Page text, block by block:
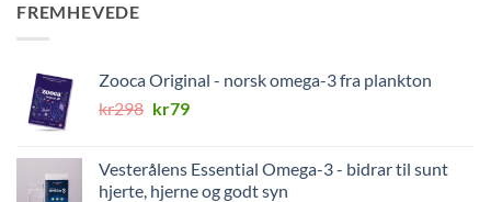
FREMHEVEDE
Zooca Original - norsk omega-3 fra plankton
kr298 Opprinnelig
kr298.
kr79Nåværende
kr79.
Vesterålens Essential Omega-3 - bidrar til sunt
hjerte, hjerne og godt syn